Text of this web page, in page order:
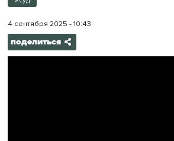
4 сентября 2025 - 10:43
поделиться